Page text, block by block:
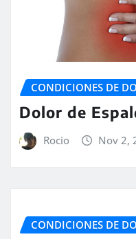
CONDICIONES DE
Dolor de
Rocio Nov 2,
CONDICIONES DE